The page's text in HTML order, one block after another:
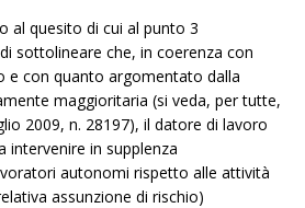
al quesito di cui al punto 3
sottolineare che, in coerenza con
e con quanto argomentato dalla
maggioritaria (si veda, per tutte,
2009, n. 28197), il datore di lavoro
in supplenza
autonomi rispetto alle attività
assunzione di rischio)